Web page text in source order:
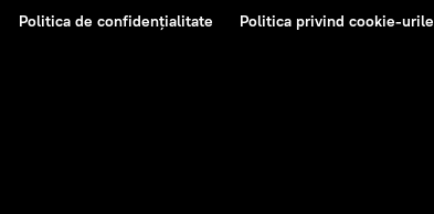
Politica de confidențialitate Politica privind cookie-urile